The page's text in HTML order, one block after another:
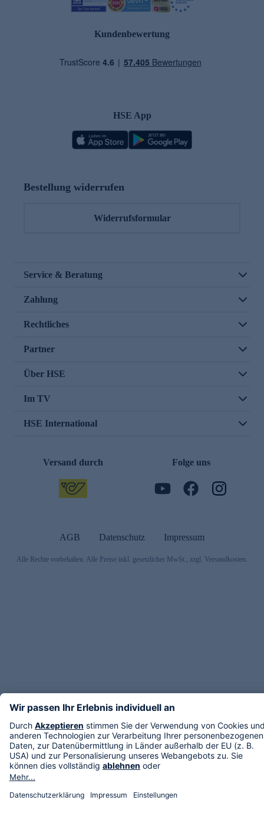
Kundenbewertung
HSE App
Bestellung widerrufen
Widerrufsformular
Service & Beratung
Zahlung
Rechtliches
Partner
Über HSE
Im TV
HSE International
Versand durch Folge uns
AGB Datenschutz Impressum
Alle Rechte vorbehalten. Alle Preise inkl. gesetzlicher MwSt., zzgl. Versandkosten.